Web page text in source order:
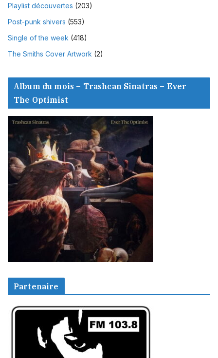
Playlist découvertes (203)
Post-punk shivers (553)
Single of the week (418)
The Smiths Cover Artwork (2)
Album du mois – Trashcan Sinatras – Ever
The Optimist
Partenaire